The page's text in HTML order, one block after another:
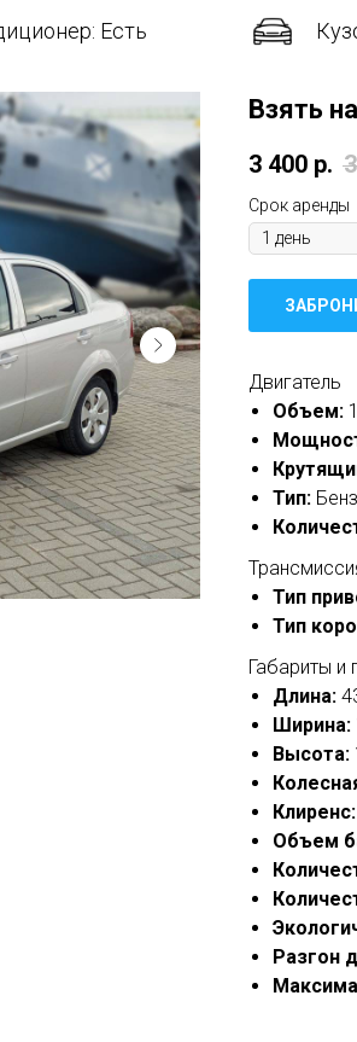
Есть
Взять
3 400 р.
Срок аренды
Двигатель
Объем:
Тип:
Тип
Тип
Габариты и
Длина:
Ширина:
Высота:
Клиренс:
Объем
Разгон